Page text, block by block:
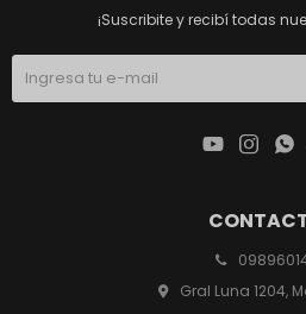
Gral Luna 1204,
¡Suscribite y recibí todas
  